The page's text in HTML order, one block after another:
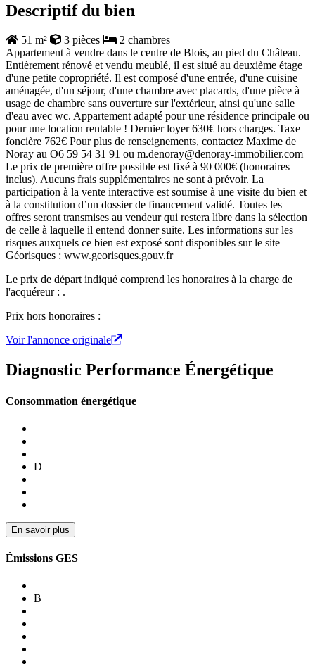
Descriptif du bien
51 m² 3 pièces
2 chambres
Appartement à vendre dans le centre de Blois, au pied du Château.
Entièrement rénové et vendu meublé, il est situé au deuxième étage
d'une petite copropriété. Il est composé d'une entrée, d'une cuisine
aménagée, d'un séjour, d'une chambre avec placards, d'une pièce à
usage de chambre sans ouverture sur l'extérieur, ainsi qu'une salle
d'eau avec wc. Appartement adapté pour une résidence principale ou
pour une location rentable ! Dernier loyer 630€ hors charges. Taxe
foncière 762€ Pour plus de renseignements, contactez Maxime de
Noray au O6 59 54 31 91 ou m.denoray@denoray-immobilier.com
Le prix de première offre possible est fixé à 90 000€ (honoraires
inclus). Aucuns frais supplémentaires ne sont à prévoir. La
participation à la vente interactive est soumise à une visite du bien et
à la constitution d’un dossier de financement validé. Toutes les
offres seront transmises au vendeur qui restera libre dans la sélection
de celle à laquelle il entend donner suite. Les informations sur les
risques auxquels ce bien est exposé sont disponibles sur le site
Géorisques : www.georisques.gouv.fr
Le prix de départ indiqué comprend les honoraires à la charge de
l'acquéreur : .
Prix hors honoraires :
Voir l'annonce originale
Diagnostic Performance Énergétique
Consommation énergétique
D
En savoir plus
Émissions GES
B